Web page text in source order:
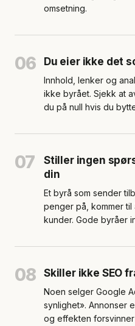
omsetning.
06 Du eier ikke det
Innhold, lenker og
ikke byrået. Sjekk at
du på null hvis du
07
Stiller ingen
din
Et byrå som sender
penger på, kommer
kunder. Gode byråer
08 Skiller ikke SEO
Noen selger Google
synlighet». Annonser
og effekten